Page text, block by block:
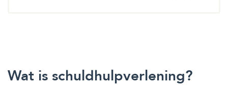
Wat is schuldhulpverlening?